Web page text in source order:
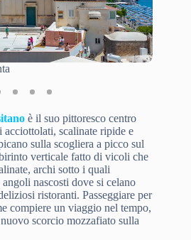
è il suo pittoresco centro
scalinate ripide e
sulla scogliera a picco sul
verticale fatto di vicoli che
archi sotto i quali
nascosti dove si celano
ristoranti. Passeggiare per
compiere un viaggio nel tempo,
scorcio mozzafiato sulla